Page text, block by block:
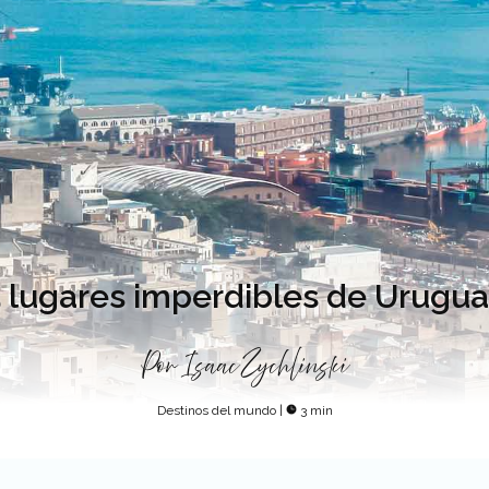
lugares imperdibles de
PorIsaac Zychlinski
Destinos del mundo 3 min